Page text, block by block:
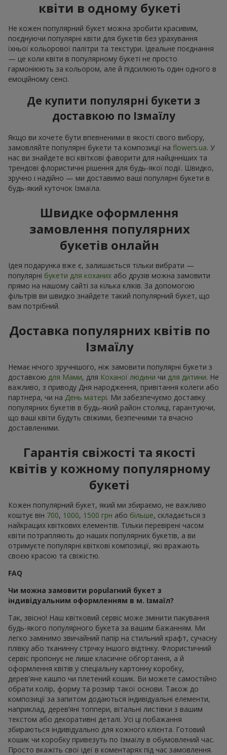
квіти в одному букеті
Не кожен популярний букет можна зробити красивим,
поєднуючи популярні квіти для букетів без урахування
їхньої кольорової палітри та текстури. Ідеальне поєднання
— це коли квіти в популярному букеті не просто
гармоніюють за кольором, але й підсилюють один одного в
емоційному сенсі.
Де купити популярні букети з
доставкою по Ізмаїлу
Якщо ви хочете бути впевненими в якості свого вибору,
замовляйте популярні букети та композиції на flowers.ua. У
нас ви знайдете всі квіткові фаворити для найцінніших та
трендові флористичні рішення для будь-якої події. Швидко,
зручно і надійно — ми доставимо ваші популярні букети в
будь-який куточок Ізмаїла.
Швидке оформлення
замовлення популярних
букетів онлайн
Ідея подарунка вже є, залишається тільки вибрати —
популярні букети для коханих або друзів можна замовити
прямо на нашому сайті за кілька кліків. За допомогою
фільтрів ви швидко знайдете такий популярний букет, що
вам потрібний.
Доставка популярних квітів по
Ізмаїлу
Немає нічого зручнішого, ніж замовити популярні букети з
доставкою для Мами, для Коханої людини чи для дитини. Не
важливо, з приводу Дня народження, привітання колеги або
партнера, чи на День матері. Ми забезпечуємо доставку
популярних букетів в будь-який район столиці, гарантуючи,
що ваші квіти будуть свіжими, безпечними та вчасно
доставленими.
Гарантія свіжості та якості
квітів у кожному популярному
букеті
Кожен популярний букет, який ми збираємо, не важливо
коштує він 700, 1000, 1500 грн або більше, складається з
найкращих квіткових елементів. Тільки перевірені часом
квіти потрапляють до наших популярних букетів, а ви
отримуєте популярні квіткові композиції, які вражають
своєю красою та свіжістю.
FAQ
Чи можна замовити popularний букет з
індивідуальним оформленням в м. Ізмаїл?
Так, звісно! Наш квітковий сервіс може змінити пакування
будь-якого популярного букета за вашим бажанням. Ми
легко замінимо звичайний папір на стильний крафт, сучасну
плівку або тканинну стрічку іншого відтінку. Флористичний
сервіс пропонує не лише класичне обгортання, а й
оформлення квітів у спеціальну картонну коробку,
дерев'яне кашпо чи плетений кошик. Ви можете самостійно
обрати колір, форму та розмір такої основи. Також до
композиції за запитом додаються індивідуальні елементи,
наприклад, дерев’яні топпери, вітальні листівки з вашим
текстом або декоративні деталі. Усі ці побажання
збираються індивідуально для кожного клієнта. Готовий
кошик чи коробку привезуть по Ізмаїлу в обумовлений час.
Просто вкажіть свої ідеї в коментарях під час замовлення.